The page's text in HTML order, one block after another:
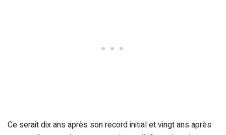
Ce serait dix ans après son record initial et vingt ans après